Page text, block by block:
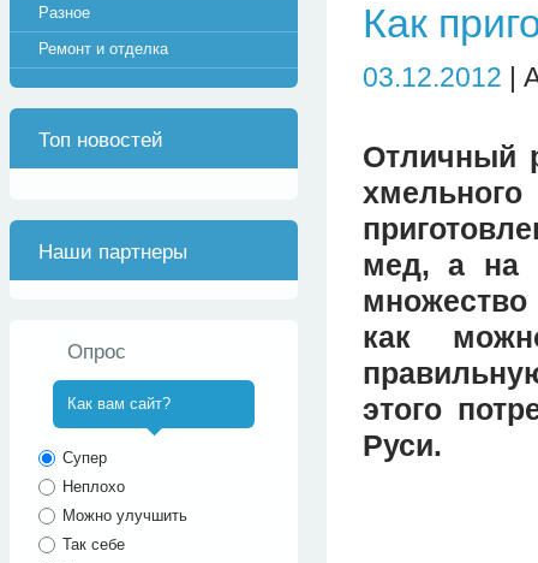
Как
03.12.2012 |
Отличный
мед, а на
как
этого
Руси.
Разное
Ремонт и отделка
Топ новостей
Наши партнеры
Опрос
Как вам сайт?
Супер
Неплохо
Можно улучшить
Так себе